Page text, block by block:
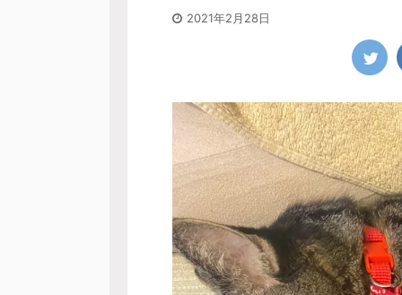
2021年2月28日